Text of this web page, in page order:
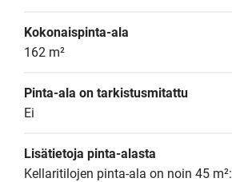
Kokonaispinta-ala
162 m²
Pinta-ala on tarkistusmitattu
Ei
Lisätietoja pinta-alasta
Kellaritilojen pinta-ala on noin 45 m²: